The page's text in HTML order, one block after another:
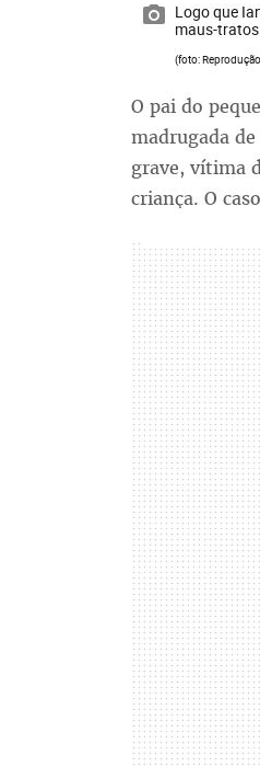
Logo que
maus-tratos
(foto:
O pai do
madrugada
grave, vítima
criança. O